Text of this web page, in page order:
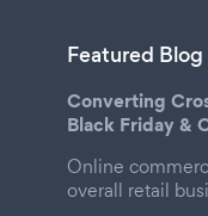
Featured
Converting
Black Friday &
Online
overall retail